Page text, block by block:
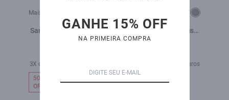
Mais cores:
Sandalia Meggie Ellus
3X de R$ 109,67 sem juros
Sandália Ema Ellus
Charcoal
7X de R$ 108,43 sem juros
50%
OFF
GANHE 15% OFF
NA PRIMEIRA COMPRA